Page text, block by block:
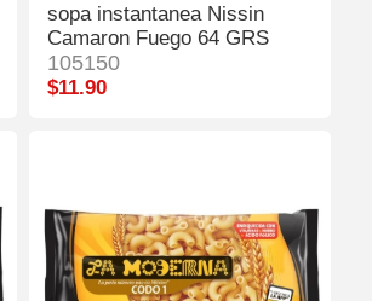
sopa instantanea Nissin
Camaron Fuego 64 GRS
105150
$11.90